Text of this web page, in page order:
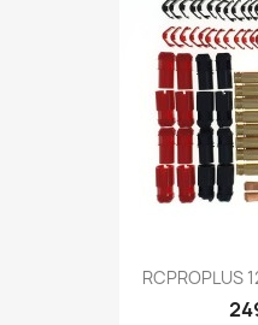
RCPROPLUS